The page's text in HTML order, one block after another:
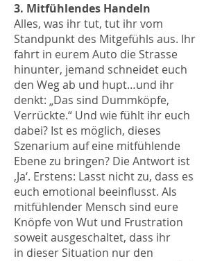
3. Mitfühlendes Handeln
Alles, was ihr tut, tut ihr vom
Standpunkt des Mitgefühls aus. Ihr
fahrt in eurem Auto die Strasse
hinunter, jemand schneidet euch
den Weg ab und hupt…und ihr
denkt: „Das sind Dummköpfe,
Verrückte.“ Und wie fühlt ihr euch
dabei? Ist es möglich, dieses
Szenarium auf eine mitfühlende
Ebene zu bringen? Die Antwort ist
‚Ja‘. Erstens: Lasst nicht zu, dass es
euch emotional beeinflusst. Als
mitfühlender Mensch sind eure
Knöpfe von Wut und Frustration
soweit ausgeschaltet, dass ihr
in dieser Situation nur den